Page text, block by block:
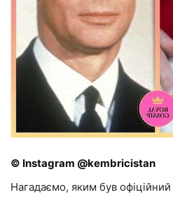
© Instagram @kembricistan
Нагадаємо, яким був